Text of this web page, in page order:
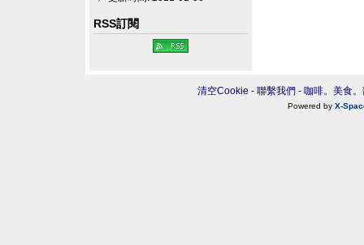
RSS訂閱
清空Cookie - 聯繫我們 - 咖啡。美食
Powered by X-